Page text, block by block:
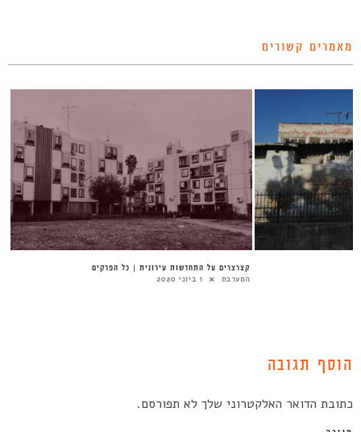
מאמרים קשורים
קצרצרים על התחדשות עירונית | כל הפרקים
המערכת 1 ביוני 2020
הוסף תגובה
כתובת הדואר האלקטרוני שלך לא תפורסם.